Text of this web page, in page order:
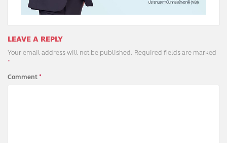
LEAVE A REPLY
Your email address will not be published. Required fields are marked
*
Comment*